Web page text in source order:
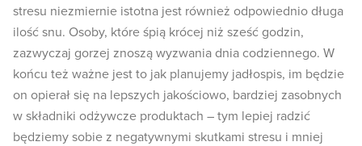
stresu niezmiernie istotna jest również odpowiednio długa
ilość snu. Osoby, które śpią krócej niż sześć godzin,
zazwyczaj gorzej znoszą wyzwania dnia codziennego. W
końcu też ważne jest to jak planujemy jadłospis, im będzie
on opierał się na lepszych jakościowo, bardziej zasobnych
w składniki odżywcze produktach – tym lepiej radzić
będziemy sobie z negatywnymi skutkami stresu i mniej